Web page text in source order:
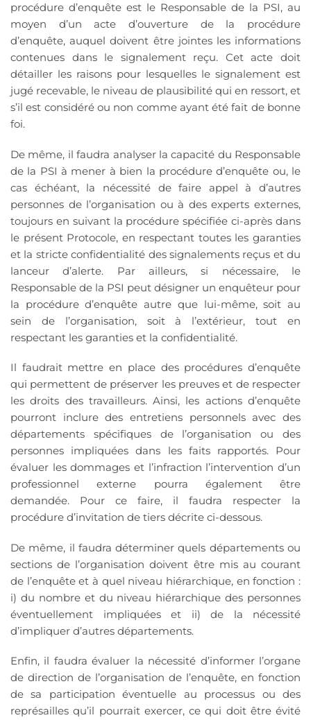
procédure d’enquête est le Responsable de la PSI, au
moyen d’un acte d’ouverture de la procédure
d’enquête, auquel doivent être jointes les informations
contenues dans le signalement reçu. Cet acte doit
détailler les raisons pour lesquelles le signalement est
jugé recevable, le niveau de plausibilité qui en ressort, et
s’il est considéré ou non comme ayant été fait de bonne
foi.
De même, il faudra analyser la capacité du Responsable
de la PSI à mener à bien la procédure d’enquête ou, le
cas échéant, la nécessité de faire appel à d’autres
personnes de l’organisation ou à des experts externes,
toujours en suivant la procédure spécifiée ci-après dans
le présent Protocole, en respectant toutes les garanties
et la stricte confidentialité des signalements reçus et du
lanceur d’alerte. Par ailleurs, si nécessaire, le
Responsable de la PSI peut désigner un enquêteur pour
la procédure d’enquête autre que lui-même, soit au
sein de l’organisation, soit à l’extérieur, tout en
respectant les garanties et la confidentialité.
Il faudrait mettre en place des procédures d’enquête
qui permettent de préserver les preuves et de respecter
les droits des travailleurs. Ainsi, les actions d’enquête
pourront inclure des entretiens personnels avec des
départements spécifiques de l’organisation ou des
personnes impliquées dans les faits rapportés. Pour
évaluer les dommages et l’infraction l’intervention d’un
professionnel externe pourra également être
demandée. Pour ce faire, il faudra respecter la
procédure d’invitation de tiers décrite ci-dessous.
De même, il faudra déterminer quels départements ou
sections de l’organisation doivent être mis au courant
de l’enquête et à quel niveau hiérarchique, en fonction :
i) du nombre et du niveau hiérarchique des personnes
éventuellement impliquées et ii) de la nécessité
d’impliquer d’autres départements.
Enfin, il faudra évaluer la nécessité d’informer l’organe
de direction de l’organisation de l’enquête, en fonction
de sa participation éventuelle au processus ou des
représailles qu’il pourrait exercer, ce qui doit être évité